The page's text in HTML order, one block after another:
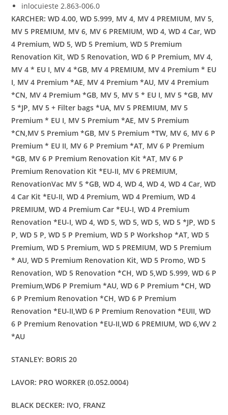
inlocuieste 2.863-006.0
KARCHER: WD 4.00, WD 5.999, MV 4, MV 4 PREMIUM, MV 5,
MV 5 PREMIUM, MV 6, MV 6 PREMIUM, WD 4, WD 4 Car, WD
4 Premium, WD 5, WD 5 Premium, WD 5 Premium
Renovation Kit, WD 5 Renovation, WD 6 P Premium, MV 4,
MV 4 * EU I, MV 4 *GB, MV 4 PREMIUM, MV 4 Premium * EU
I, MV 4 Premium *AE, MV 4 Premium *AU, MV 4 Premium
*CN, MV 4 Premium *GB, MV 5, MV 5 * EU I, MV 5 *GB, MV
5 *JP, MV 5 + Filter bags *UA, MV 5 PREMIUM, MV 5
Premium * EU I, MV 5 Premium *AE, MV 5 Premium
*CN,MV 5 Premium *GB, MV 5 Premium *TW, MV 6, MV 6 P
Premium * EU II, MV 6 P Premium *AT, MV 6 P Premium
*GB, MV 6 P Premium Renovation Kit *AT, MV 6 P
Premium Renovation Kit *EU-II, MV 6 PREMIUM,
RenovationVac MV 5 *GB, WD 4, WD 4, WD 4, WD 4 Car, WD
4 Car Kit *EU-II, WD 4 Premium, WD 4 Premium, WD 4
PREMIUM, WD 4 Premium Car *EU-I, WD 4 Premium
Renovation *EU-I, WD 4, WD 5, WD 5, WD 5, WD 5 *JP, WD 5
P, WD 5 P, WD 5 P Premium, WD 5 P Workshop *AT, WD 5
Premium, WD 5 Premium, WD 5 PREMIUM, WD 5 Premium
* AU, WD 5 Premium Renovation Kit, WD 5 Promo, WD 5
Renovation, WD 5 Renovation *CH, WD 5,WD 5.999, WD 6 P
Premium,WD6 P Premium *AU, WD 6 P Premium *CH, WD
6 P Premium Renovation *CH, WD 6 P Premium
Renovation *EU-II,WD 6 P Premium Renovation *EUII, WD
6 P Premium Renovation *EU-II,WD 6 PREMIUM, WD 6,WV 2
*AU
STANLEY: BORIS 20
LAVOR: PRO WORKER (0.052.0004)
BLACK DECKER: IVO, FRANZ